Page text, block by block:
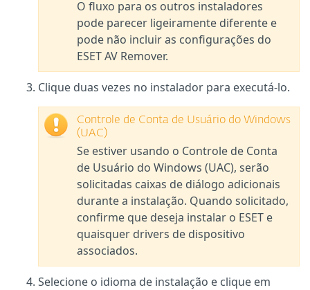
O fluxo para os outros instaladores
pode parecer ligeiramente diferente e
pode não incluir as configurações do
ESET AV Remover.
Clique duas vezes no instalador para executá-lo.
Controle de Conta de Usuário do Windows
(UAC)
Se estiver usando o Controle de Conta
de Usuário do Windows (UAC), serão
solicitadas caixas de diálogo adicionais
durante a instalação. Quando solicitado,
confirme que deseja instalar o ESET e
quaisquer drivers de dispositivo
associados.
Selecione o idioma de instalação e clique em